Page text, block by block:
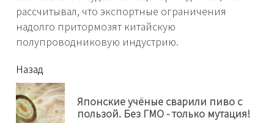
рассчитывал, что экспортные ограничения
надолго притормозят китайскую
полупроводниковую индустрию.
читать
еще
Назад
Японские учёные сварили пиво с
пользой. Без ГМО - только мутация!